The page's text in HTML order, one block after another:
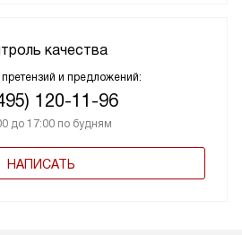
качества
и предложений:
120-11-96
до 17:00 по будням
НАПИСАТЬ